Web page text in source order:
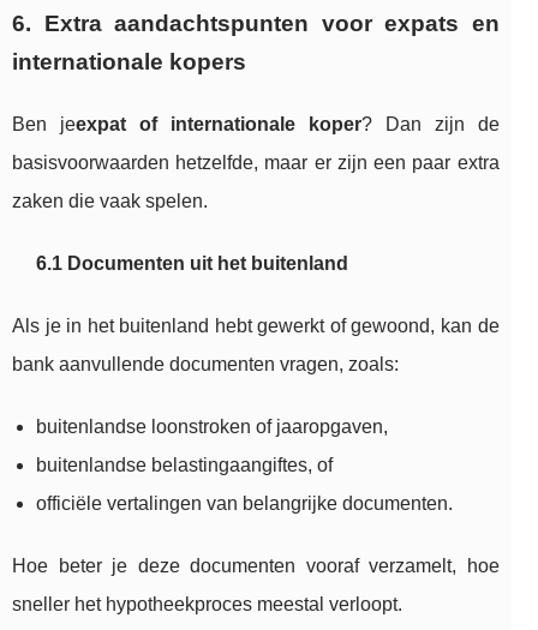
6. Extra aandachtspunten voor expats en
internationale kopers
Ben jeexpat of internationale koper? Dan zijn de
basisvoorwaarden hetzelfde, maar er zijn een paar extra
zaken die vaak spelen.
6.1 Documenten uit het buitenland
Als je in het buitenland hebt gewerkt of gewoond, kan de
bank aanvullende documenten vragen, zoals:
buitenlandse loonstroken of jaaropgaven,
buitenlandse belastingaangiftes, of
officiële vertalingen van belangrijke documenten.
Hoe beter je deze documenten vooraf verzamelt, hoe
sneller het hypotheekproces meestal verloopt.